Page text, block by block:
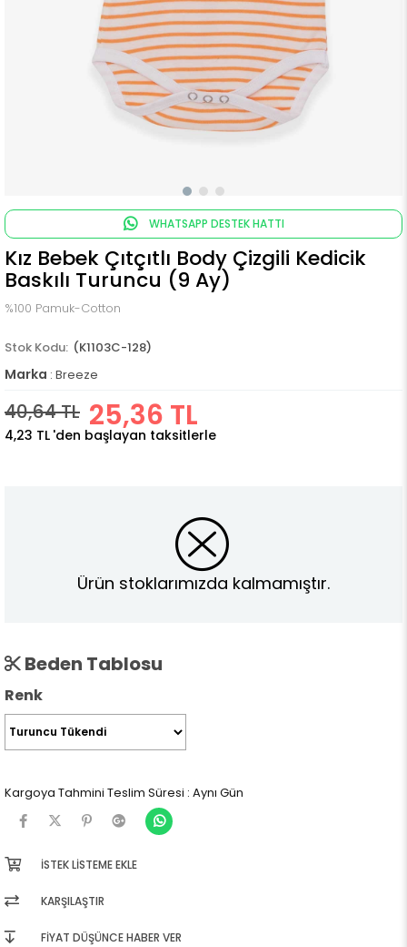
WHATSAPP DESTEK HATTI
Kız Bebek Çıtçıtlı Body Çizgili Kedicik
Baskılı Turuncu (9 Ay)
%100 Pamuk-Cotton
(K1103C-128)
Marka : Breeze
40,64 TL 25,36 TL
4,23 TL 'den başlayan taksitlerle
Ürün stoklarımızda kalmamıştır.
Beden Tablosu
Renk
Kargoya Tahmini Teslim Süresi : Aynı Gün
İSTEK LISTEME EKLE
KARŞILAŞTIR
FIYAT DÜŞÜNCE HABER VER